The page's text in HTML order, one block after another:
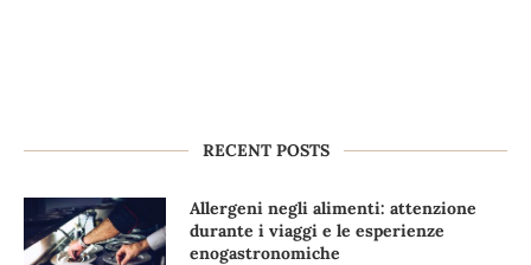
RECENT POSTS
Allergeni negli alimenti: attenzione
durante i viaggi e le esperienze
enogastronomiche